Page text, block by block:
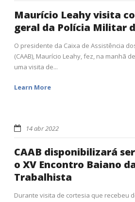
Maurício Leahy visita
geral da Polícia Militar
O presidente da Caixa de Assistência
(CAAB), Maurício Leahy, fez, na manhã
uma visita de...
Learn More
14 abr 2022
CAAB disponibilizará
o XV Encontro Baiano
Trabalhista
Durante visita de cortesia que recebeu